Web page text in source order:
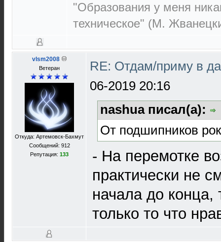
"Образования у меня
техническое" (М.
vlsm2008
Ветеран
Откуда: Артемовск-Бахмут
Сообщений: 912
Репутация: 133
RE: Отдам/приму в
06-2019 20:16
nashua писал(а):
От подшипников
- На перемотке
практически не
начала до конца,
только то что